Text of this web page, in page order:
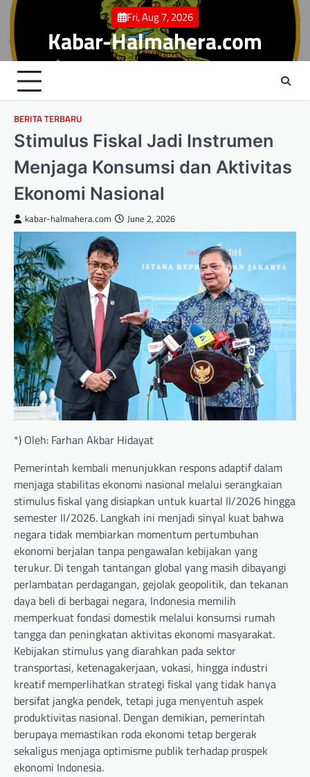
Skip
content
Fri, Aug 7, 2026
Kabar-Halmahera.com
BERITA TERBARU
Stimulus Fiskal Jadi Instrumen
Menjaga Konsumsi dan Aktivitas
Ekonomi Nasional
kabar-halmahera.com June 2, 2026
*) Oleh: Farhan Akbar Hidayat
Pemerintah kembali menunjukkan respons adaptif dalam
menjaga stabilitas ekonomi nasional melalui serangkaian
stimulus fiskal yang disiapkan untuk kuartal II/2026 hingga
semester II/2026. Langkah ini menjadi sinyal kuat bahwa
negara tidak membiarkan momentum pertumbuhan
ekonomi berjalan tanpa pengawalan kebijakan yang
terukur. Di tengah tantangan global yang masih dibayangi
perlambatan perdagangan, gejolak geopolitik, dan tekanan
daya beli di berbagai negara, Indonesia memilih
memperkuat fondasi domestik melalui konsumsi rumah
tangga dan peningkatan aktivitas ekonomi masyarakat.
Kebijakan stimulus yang diarahkan pada sektor
transportasi, ketenagakerjaan, vokasi, hingga industri
kreatif memperlihatkan strategi fiskal yang tidak hanya
bersifat jangka pendek, tetapi juga menyentuh aspek
produktivitas nasional. Dengan demikian, pemerintah
berupaya memastikan roda ekonomi tetap bergerak
sekaligus menjaga optimisme publik terhadap prospek
ekonomi Indonesia.